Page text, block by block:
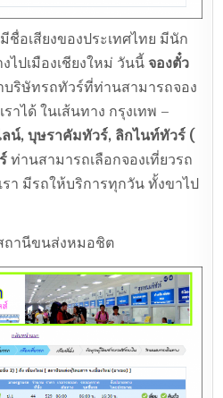
ชื่อเสียงของประเทศไทย มีนัก
ไปเมืองเชียงใหม่ วันนี้จองตั๋ว
บริษัทรถทัวร์ที่ท่านสามารถจอง
าได้ ในเส้นทาง กรุงเทพ –
น์, บุษราคัมทัวร์, ลิกไนท์ทัวร์ (
ท่านสามารถเลือกจองเที่ยวรถ
า มีรถให้บริการทุกวัน ทั้งขาไป
ถานีขนส่งหมอชิต